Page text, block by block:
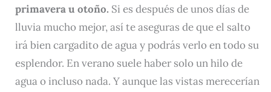
primavera u otoño. Si es después de unos días de
lluvia mucho mejor, así te aseguras de que el salto
irá bien cargadito de agua y podrás verlo en todo su
esplendor. En verano suele haber solo un hilo de
agua o incluso nada. Y aunque las vistas merecerían